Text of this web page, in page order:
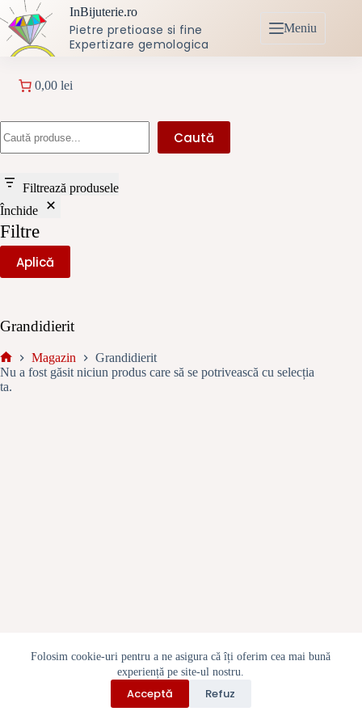
Sari
la
conținut
Folosim cookie-uri pentru a ne asigura că îți oferim cea mai bună
experiență pe site-ul nostru.
Acceptă Refuz
InBijuterie.ro
Pietre pretioase si fine
Expertizare gemologica
Meniu
Grandidierit
Prima
pagină
Magazin
Grandidierit
Nu a fost găsit niciun produs care să se potrivească cu selecția
ta.
0,00 lei
Caută
Filtrează produsele
Închide
Filtre
Aplică
Contact
Despre noi
Politica de rambursări și returnări